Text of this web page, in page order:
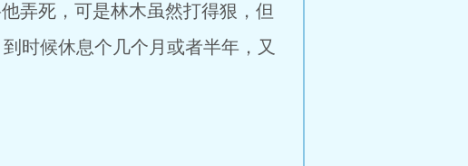
弄死，可是林木虽然打得狠，但
时候休息个几个月或者半年，又